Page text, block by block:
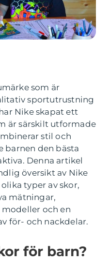
som är
sportutrustning
Nike skapat ett
är särskilt utformade
stil och
den bästa
Denna artikel
översikt av Nike
typer av skor,
mätningar,
och en
för- och nackdelar.
för barn?